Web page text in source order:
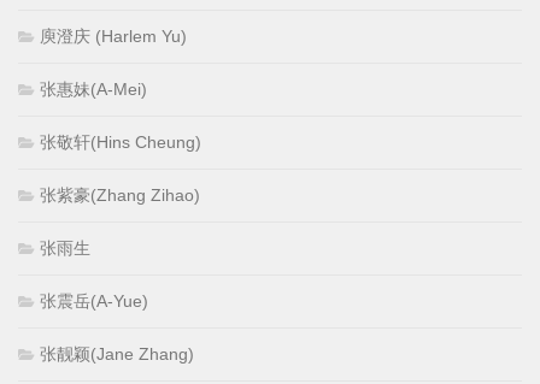
庾澄庆 (Harlem Yu)
张惠妹(A-Mei)
张敬轩(Hins Cheung)
张紫豪(Zhang Zihao)
张雨生
张震岳(A-Yue)
张靓颖(Jane Zhang)